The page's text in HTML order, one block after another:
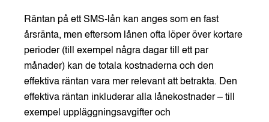
Räntan på ett SMS-lån kan anges som en fast
årsränta, men eftersom lånen ofta löper över kortare
perioder (till exempel några dagar till ett par
månader) kan de totala kostnaderna och den
effektiva räntan vara mer relevant att betrakta. Den
effektiva räntan inkluderar alla lånekostnader – till
exempel uppläggningsavgifter och